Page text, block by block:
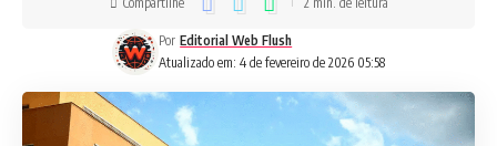
Atualizado em: 4 de fevereiro de 2026 05:58
Por Editorial Web Flush